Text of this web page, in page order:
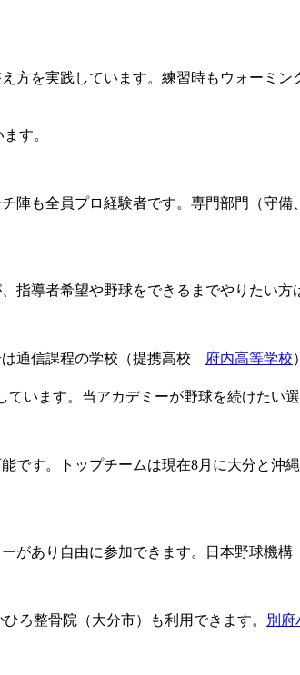
方を実践しています。練習時もウォーミ
す。
陣も全員プロ経験者です。専門部門（守
指導者希望や野球をできるまでやりたい方
通信課程の学校（提携高校 府内高等学校
います。当アカデミーが野球を続けたい
です。トップチームは現在8月に大分と沖
があり自由に参加できます。日本野球機
ひろ整骨院（大分市）も利用できます。
別府